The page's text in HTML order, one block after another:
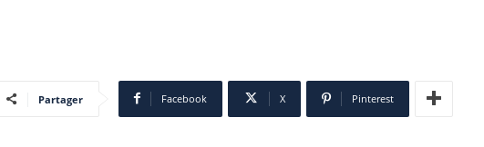
Partager Facebook X Pinterest